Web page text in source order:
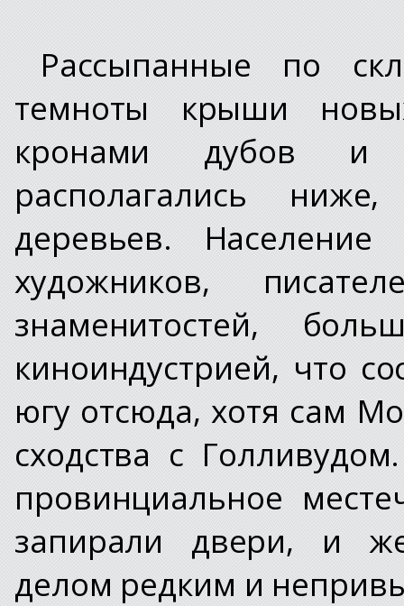
Рассыпанные по
темноты крыши
кронами дубов и
располагались
деревьев.
художников,
знаменитостей,
киноиндустрией, что
югу отсюда, хотя сам
сходства с
провинциальное
запирали двери, и
делом редким и